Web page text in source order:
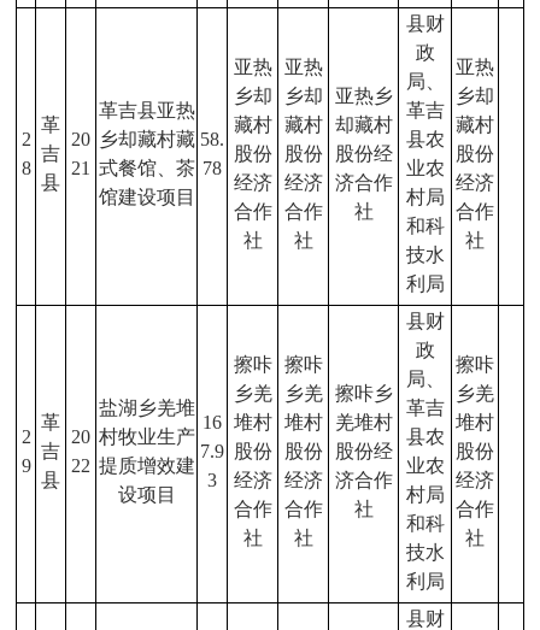
2
8
革
吉
县
20
21
革吉县亚热
乡却藏村藏
式餐馆、茶
馆建设项目
58.
78
亚热
乡却
藏村
股份
经济
合作
社
亚热
乡却
藏村
股份
经济
合作
社
亚热乡
却藏村
股份经
济合作
社
县财
政
局、
革吉
县农
业农
村局
和科
技水
利局
亚热
乡却
藏村
股份
经济
合作
社
2
9
革
吉
县
20
22
盐湖乡羌堆
村牧业生产
提质增效建
设项目
16
7.9
3
擦咔
乡羌
堆村
股份
经济
合作
社
擦咔
乡羌
堆村
股份
经济
合作
社
擦咔乡
羌堆村
股份经
济合作
社
县财
政
局、
革吉
县农
业农
村局
和科
技水
利局
擦咔
乡羌
堆村
股份
经济
合作
社
县财